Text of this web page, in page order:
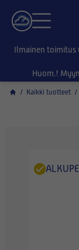
Ilmainen toimitus
Huom.!
/ Kaikki tuotteet /